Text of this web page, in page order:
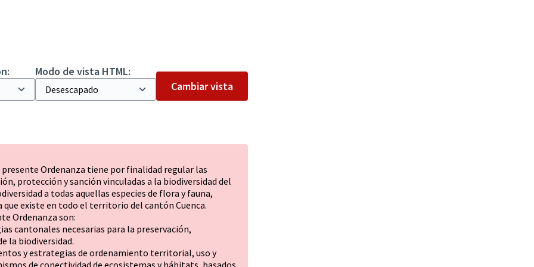
Modo de vista HTML:
Cambiar vista
Ordenanza tiene por finalidad regular las
protección y sanción vinculadas a la biodiversidad del
a todas aquellas especies de flora y fauna,
existe en todo el territorio del cantón Cuenca.
Ordenanza son:
cantonales necesarias para la preservación,
la biodiversidad.
y estrategias de ordenamiento territorial, uso y
de conectividad de ecosistemas y hábitats, basados